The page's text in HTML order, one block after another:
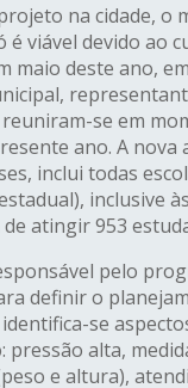
na cidade, o
é viável devido ao
maio deste ano,
reuniram-se em
ano. A nova
inclui todas
inclusive
atingir 953
pelo
definir o
se
pressão alta,
e altura),